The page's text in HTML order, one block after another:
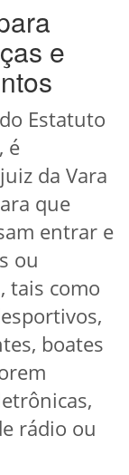
e
Estatuto
é
da Vara
que
entrar e
ou
tais como
boates
rádio ou